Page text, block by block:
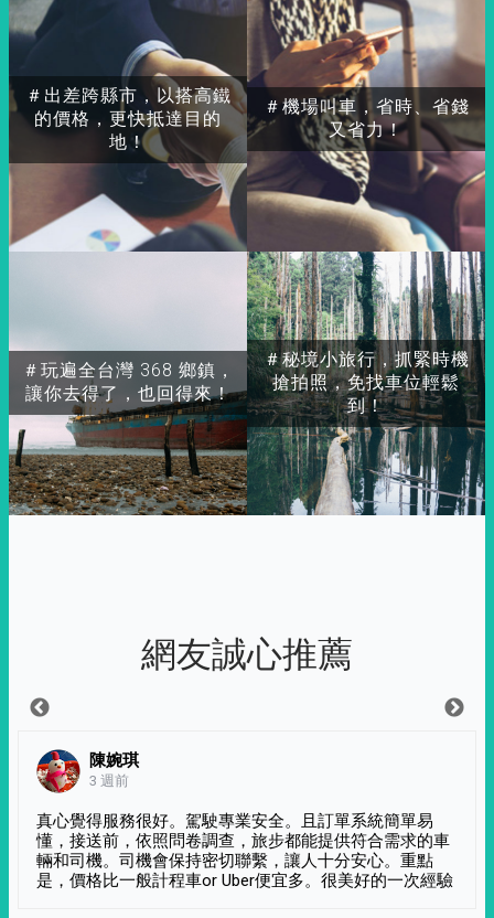
＃出差跨縣市，以搭高鐵
的價格，更快抵達目的
地！
＃玩遍全台灣 368 鄉鎮，
讓你去得了，也回得來！
＃秘境小旅行，抓緊時機
搶拍照，免找車位輕鬆
到！
＃機場叫車，省時、省錢
又省力！
網友誠心推薦
陳婉琪
3 週前
真心覺得服務很好。駕駛專業安全。且訂單系統簡單易
懂，接送前，依照問卷調查，旅步都能提供符合需求的車
輛和司機。司機會保持密切聯繫，讓人十分安心。重點
是，價格比一般計程車or Uber便宜多。很美好的一次經驗